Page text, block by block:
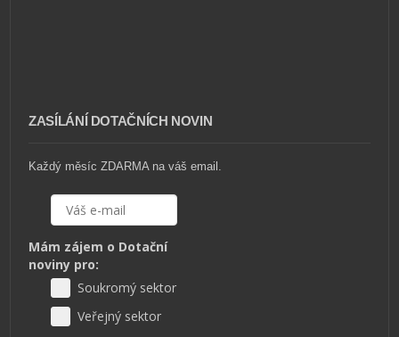
ZASÍLÁNÍ DOTAČNÍCH NOVIN
Každý měsíc ZDARMA na váš email.
Mám zájem o Dotační
noviny pro:
Soukromý sektor
Veřejný sektor